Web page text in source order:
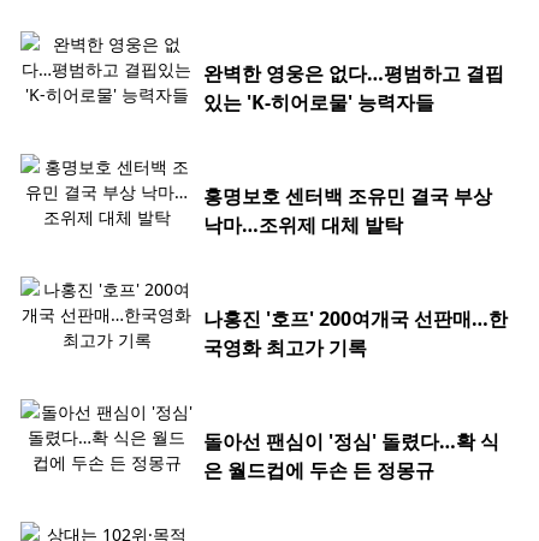
완벽한 영웅은 없다…평범하고 결핍
있는 'K-히어로물' 능력자들
홍명보호 센터백 조유민 결국 부상
낙마…조위제 대체 발탁
나홍진 '호프' 200여개국 선판매…한
국영화 최고가 기록
돌아선 팬심이 '정심' 돌렸다…확 식
은 월드컵에 두손 든 정몽규